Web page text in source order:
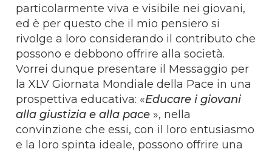
particolarmente viva e visibile nei giovani,
ed è per questo che il mio pensiero si
rivolge a loro considerando il contributo che
possono e debbono offrire alla società.
Vorrei dunque presentare il Messaggio per
la XLV Giornata Mondiale della Pace in una
prospettiva educativa: «Educare i giovani
alla giustizia e alla pace », nella
convinzione che essi, con il loro entusiasmo
e la loro spinta ideale, possono offrire una